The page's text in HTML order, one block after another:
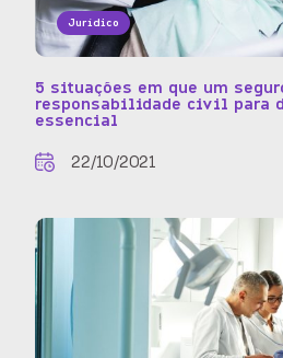
Jurídico
5 situações em que um
responsabilidade civil para
essencial
22/10/2021